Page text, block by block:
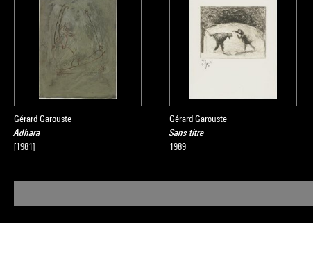
Gérard Garouste
Adhara
[1981]
Gérard Garouste
Sans titre
1989